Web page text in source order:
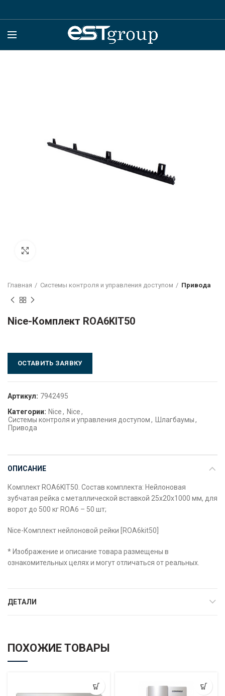
Главная Системы контроля и управления доступом Привода
Nice-Комплект ROA6KIT50
ОСТАВИТЬ ЗАЯВКУ
Артикул: 7942495
Категории: Nice, Nice,
Системы контроля и управления доступом, Шлагбаумы,
Привода
ОПИСАНИЕ
Комплект ROA6KIT50. Состав комплекта: Нейлоновая
зубчатая рейка с металлической вставкой 25х20х1000 мм, для
ворот до 500 кг ROA6 – 50 шт;
Nice-Комплект нейлоновой рейки [ROA6kit50]
* Изображение и описание товара размещены в
ознакомительных целях и могут отличаться от реальных.
ДЕТАЛИ
ПОХОЖИЕ ТОВАРЫ